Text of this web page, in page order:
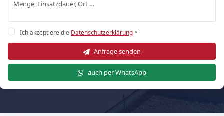
Ich akzeptiere die Datenschutzerklärung*
Anfrage senden
auch per WhatsApp